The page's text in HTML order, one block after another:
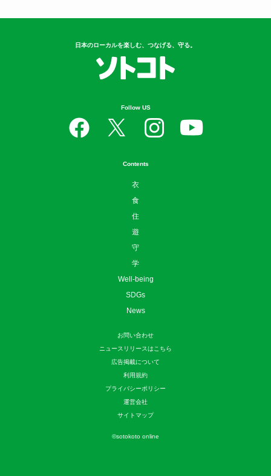
日本のローカルを楽しむ、つなげる、守る。
Follow US
Contents
衣
食
住
遊
守
学
Well-being
SDGs
News
お問い合わせ
ニュースリリースはこちら
広告掲載について
利用規約
プライバシーポリシー
運営会社
サイトマップ
©sotokoto online